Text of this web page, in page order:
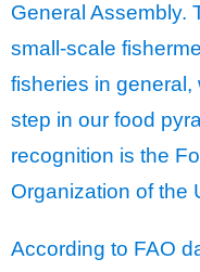
General Assembly.
small-scale
fisheries in general,
step in our food
recognition is the
Organization of the
According to FAO